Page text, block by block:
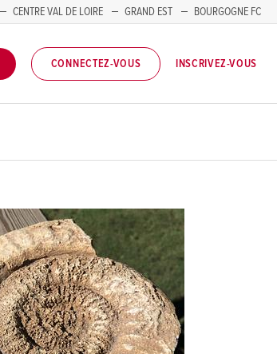
CENTRE VAL DE LOIRE GRAND EST
BOURGOGNE FC
CONNECTEZ-VOUS INSCRIVEZ-VOUS